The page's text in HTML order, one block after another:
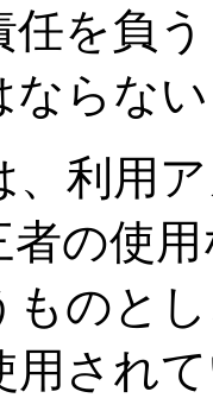
任を負
ならな
、利用
者の使
ものと
用され